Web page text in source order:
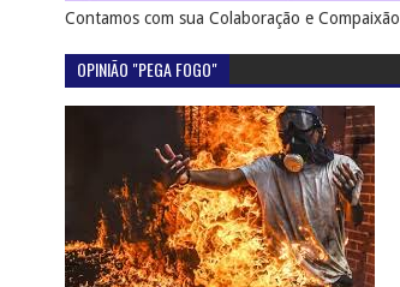
Contamos com sua Colaboração e Compaixão
OPINIÃO "PEGA FOGO"